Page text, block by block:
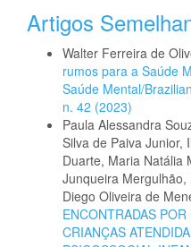
Artigos
Walter Ferreira de
rumos para a Saúde
Saúde Mental/
n. 42 (2023)
Paula Alessandra
Silva de Paiva Junior,
Duarte, Maria Natália
Junqueira
Diego Oliveira de
ENCONTRADAS
CRIANÇAS